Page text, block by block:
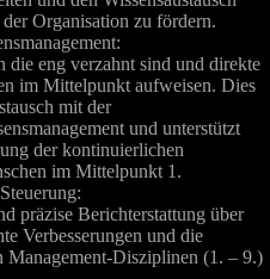
Organisation zu fördern.
die eng verzahnt sind und direkte
im Mittelpunkt aufweisen. Dies
mit der
und unterstützt
der kontinuierlichen
im Mittelpunkt 1.
präzise Berichterstattung über
Verbesserungen und die
Management-Disziplinen (1. – 9.)